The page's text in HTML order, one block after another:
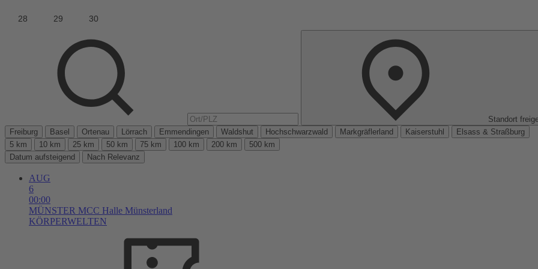
Standort
Freiburg
Basel Ortenau Lörrach Emmendingen Waldshut Hochschwarzwald Markgräflerland Kaiserstuhl
Elsass & Straßburg
5 km
10 km 25 km 50 km 75 km 100 km 200 km
500 km
Datum aufsteigend
Nach Relevanz
AUG
6
00:00
MÜNSTER MCC Halle Münsterland
KÖRPERWELTEN